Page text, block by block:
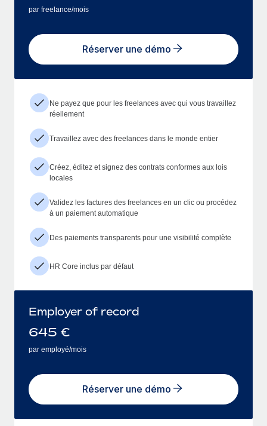
par freelance/mois
Réserver une démo
Ne payez que pour les freelances avec qui vous travaillez
réellement
Travaillez avec des freelances dans le monde entier
Créez, éditez et signez des contrats conformes aux lois
locales
Validez les factures des freelances en un clic ou procédez
à un paiement automatique
Des paiements transparents pour une visibilité complète
HR Core inclus par défaut
Employer of record
645 €
par employé/mois
Réserver une démo